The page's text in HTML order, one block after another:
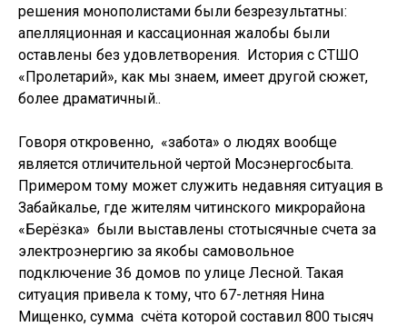
решения монополистами были безрезультатны:
апелляционная и кассационная жалобы были
оставлены без удовлетворения. История с СТШО
«Пролетарий», как мы знаем, имеет другой сюжет,
более драматичный..
Говоря откровенно, «забота» о людях вообще
является отличительной чертой Мосэнергосбыта.
Примером тому может служить недавняя ситуация в
Забайкалье, где жителям читинского микрорайона
«Берёзка» были выставлены стотысячные счета за
электроэнергию за якобы самовольное
подключение 36 домов по улице Лесной. Такая
ситуация привела к тому, что 67-летняя Нина
Мищенко, сумма счёта которой составил 800 тысяч